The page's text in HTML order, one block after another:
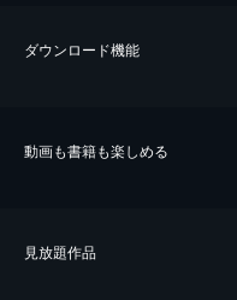
ダウンロード機能
動画も書籍も楽しめる
⾒放題作品